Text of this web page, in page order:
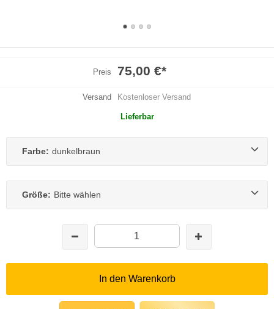
Preis 75,00 €*
Versand Kostenloser Versand
Lieferbar
Farbe: dunkelbraun
Größe: Bitte wählen
In den Warenkorb